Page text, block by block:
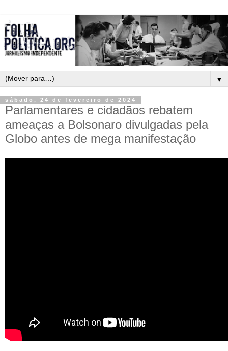
▼
sábado, 24 de fevereiro de 2024
Parlamentares e cidadãos rebatem
ameaças a Bolsonaro divulgadas pela
Globo antes de mega manifestação